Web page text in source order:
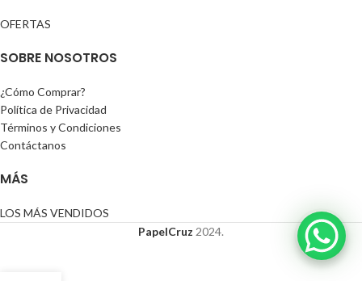
OFERTAS
SOBRE NOSOTROS
¿Cómo Comprar?
Política de Privacidad
Términos y Condiciones
Contáctanos
MÁS
LOS MÁS VENDIDOS
PapelCruz 2024.